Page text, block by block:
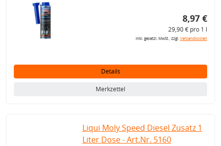
8,97 €
29,90 € pro 1 l
inkl. gesetzl. MwSt., zzgl.Versandkosten
Details
Merkzettel
Liqui Moly Speed Diesel Zusatz 1
Liter Dose - Art.Nr. 5160